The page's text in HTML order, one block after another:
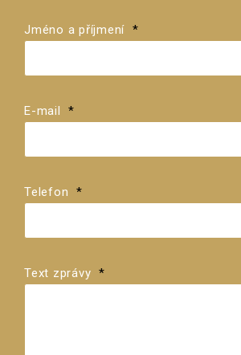
Jméno a příjmení *
E-mail *
Telefon *
Text zprávy *